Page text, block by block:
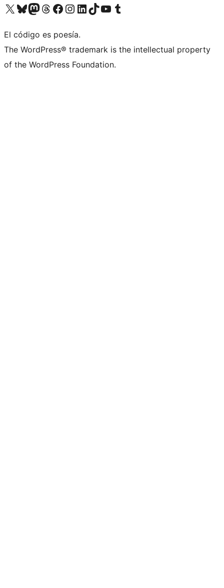
Visita nuestra cuenta de X (anteriormente Twitter)
Visita nuestra cuenta de Bluesky
Visita nuestra cuenta de Mastodon
Visita nuestra cuenta de Threads
Visita nuestra página de Facebook
Visita nuestra cuenta de Instagram
Visita nuestra cuenta de LinkedIn
Visita nuestra cuenta de TikTok
Visita nuestro canal de YouTube
Visita nuestra cuenta de Tumblr
El código es poesía.
The WordPress® trademark is the intellectual property
of the WordPress Foundation.